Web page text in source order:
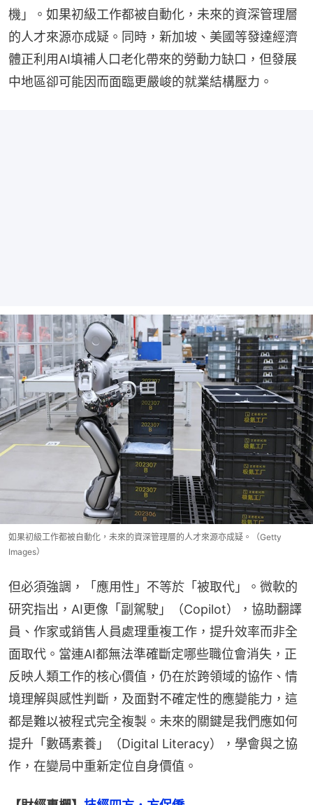
機」。如果初級工作都被自動化，未來的資深管理層
的人才來源亦成疑。同時，新加坡、美國等發達經濟
體正利用AI填補人口老化帶來的勞動力缺口，但發展
中地區卻可能因而面臨更嚴峻的就業結構壓力。
如果初級工作都被自動化，未來的資深管理層的人才來源亦成疑。（Getty
Images）
但必須強調，「應用性」不等於「被取代」。微軟的
研究指出，AI更像「副駕駛」（Copilot），協助翻譯
員、作家或銷售人員處理重複工作，提升效率而非全
面取代。當連AI都無法準確斷定哪些職位會消失，正
反映人類工作的核心價值，仍在於跨領域的協作、情
境理解與感性判斷，及面對不確定性的應變能力，這
都是難以被程式完全複製。未來的關鍵是我們應如何
提升「數碼素養」（Digital Literacy），學會與之協
作，在變局中重新定位自身價值。